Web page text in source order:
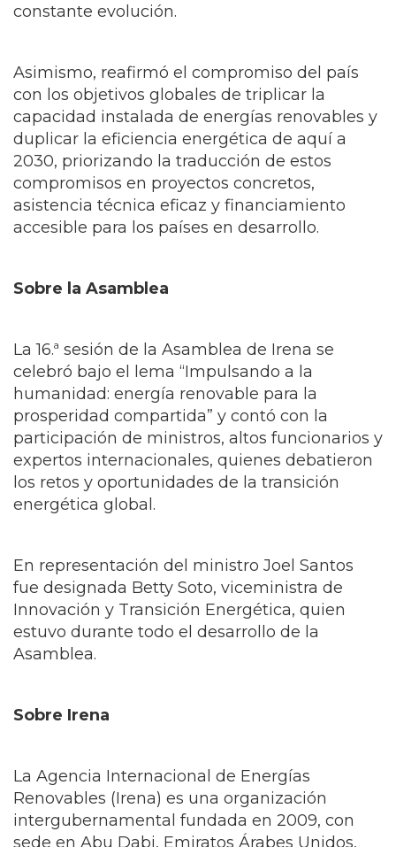
vanguardia de un sector energético en
Asimismo, reafirmó el compromiso del país
con los objetivos globales de triplicar la
capacidad instalada de energías renovables y
duplicar la eficiencia energética de aquí a
2030, priorizando la traducción de estos
compromisos en proyectos concretos,
asistencia técnica eficaz y financiamiento
La 16.ª sesión de la Asamblea de Irena se
celebró bajo el lema “Impulsando a la
humanidad: energía renovable para la
prosperidad compartida” y contó con la
participación de ministros, altos funcionarios y
expertos internacionales, quienes debatieron
los retos y oportunidades de la transición
En representación del ministro Joel Santos
fue designada Betty Soto, viceministra de
Innovación y Transición Energética, quien
estuvo durante todo el desarrollo de la
La Agencia Internacional de Energías
Renovables (Irena) es una organización
intergubernamental fundada en 2009, con